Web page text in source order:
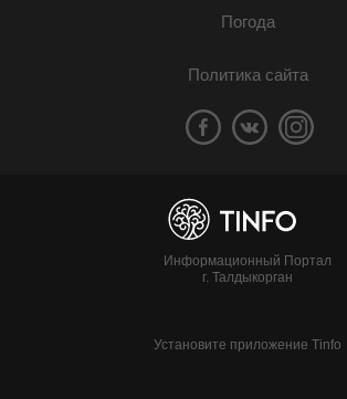
Погода
Политика сайта
Информационный Портал
г. Талдыкорган
Установите приложение Tinfo